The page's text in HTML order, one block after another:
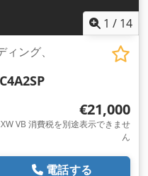
1 / 14
ング、
€21,000
VB 消費税を別途表示できませ
ん
電話する